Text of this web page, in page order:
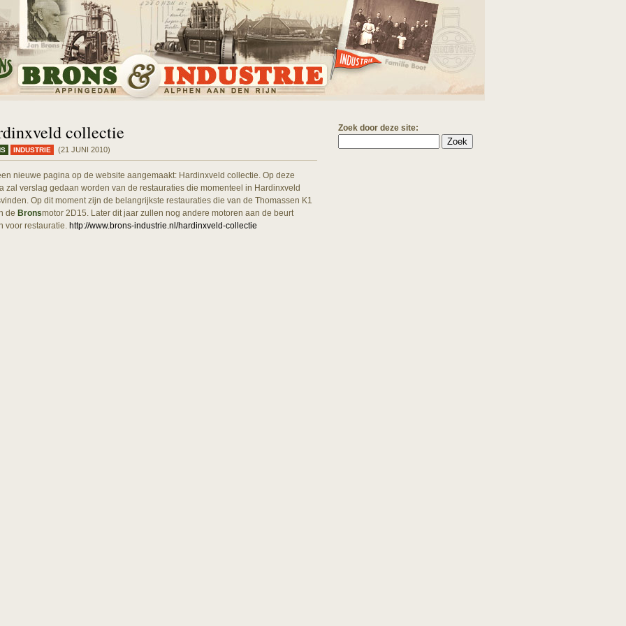
collectie
INDUSTRIE (21 JUNI 2010)
nieuwe pagina op de website aangemaakt: Hardinxveld collectie. Op deze
zal verslag gedaan worden van de restauraties die momenteel in Hardinxveld
Op dit moment zijn de belangrijkste restauraties die van de Thomassen K1
de Bronsmotor 2D15. Later dit jaar zullen nog andere motoren aan de beurt
voor restauratie. http://www.brons-industrie.nl/hardinxveld-collectie
Zoek door deze site: